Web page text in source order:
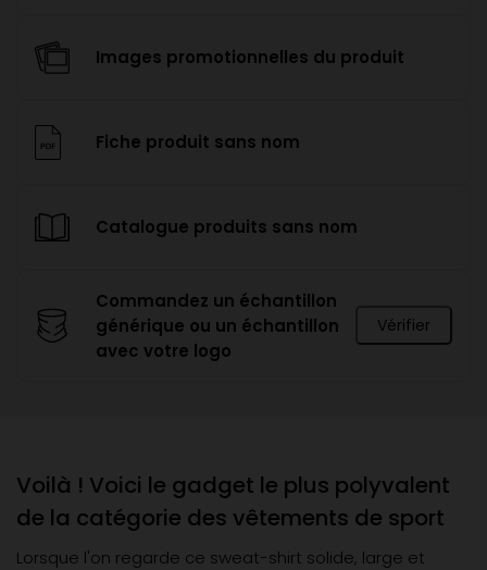
Images promotionnelles du produit
Fiche produit sans nom
Catalogue produits sans nom
Commandez un échantillon
générique ou un échantillon
avec votre logo
Vérifier
Voilà ! Voici le gadget le plus polyvalent
de la catégorie des vêtements de sport
Lorsque l'on regarde ce sweat-shirt solide, large et